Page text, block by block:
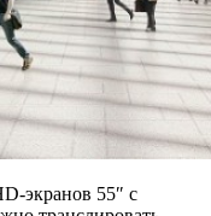
экранов 55″ с